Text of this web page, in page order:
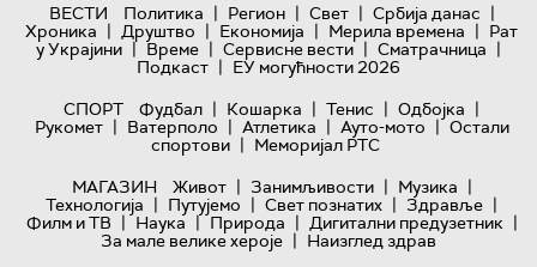
ВЕСТИ Политика | Регион | Свет | Србија данас |
Хроника | Друштво | Економија | Мерила времена | Рат
у Украјини | Време | Сервисне вести | Сматрачница |
Подкаст | ЕУ могућности 2026
СПОРТ
Фудбал | Кошарка | Тенис | Одбојка |
Рукомет | Ватерполо | Атлетика | Ауто-мото | Остали
спортови | Меморијал РТС
МАГАЗИН
Живот | Занимљивости | Музика |
Технологијa | Путујемо | Свет познатих | Здравље |
Филм и ТВ | Наука | Природа | Дигитални предузетник |
За мале велике хероје | Наизглед здрав